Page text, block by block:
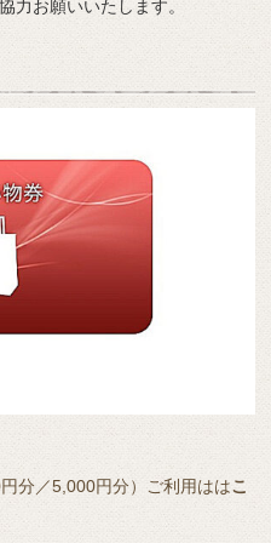
力お願いいたします。
分／5,000円分）ご利用ははこ